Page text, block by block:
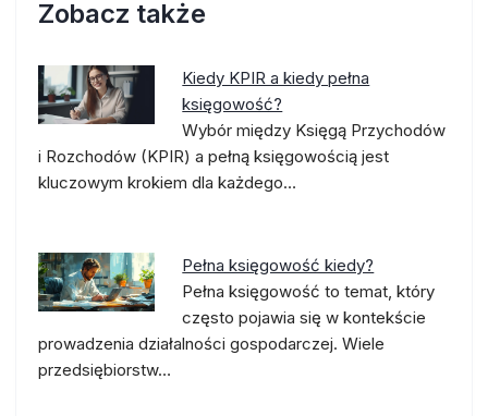
Zobacz także
Kiedy KPIR a kiedy pełna
księgowość?
Wybór między Księgą Przychodów
i Rozchodów (KPIR) a pełną księgowością jest
kluczowym krokiem dla każdego…
Pełna księgowość kiedy?
Pełna księgowość to temat, który
często pojawia się w kontekście
prowadzenia działalności gospodarczej. Wiele
przedsiębiorstw…